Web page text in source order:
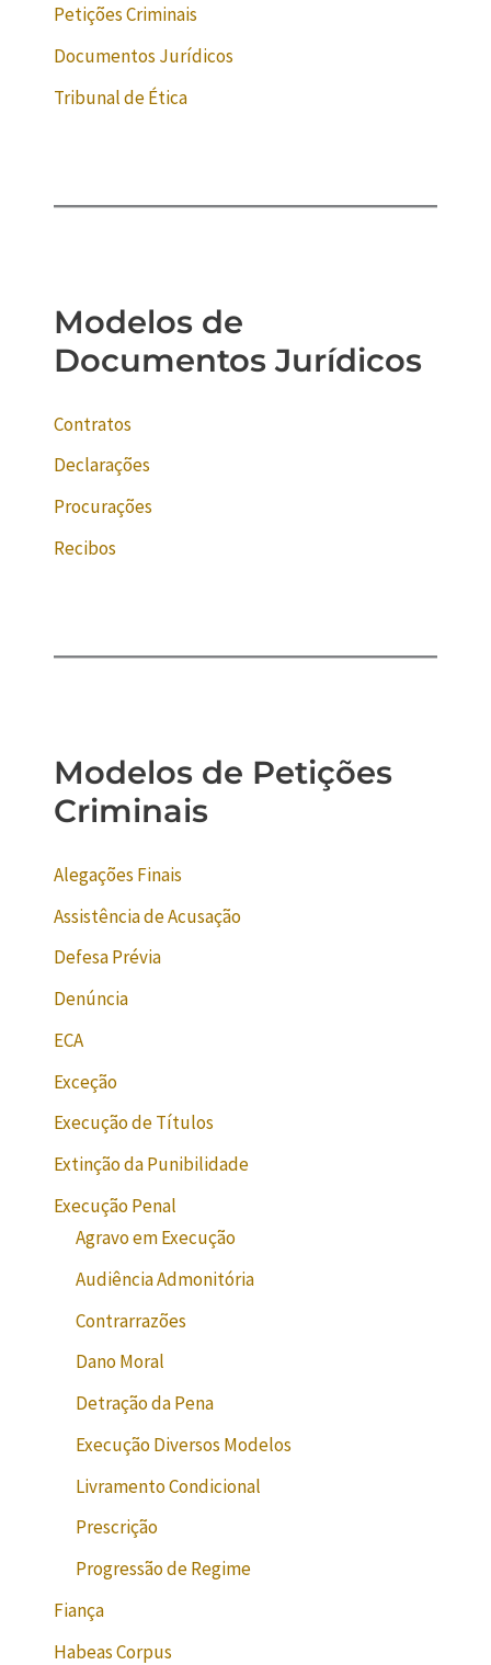
Petições Criminais
Documentos Jurídicos
Tribunal de Ética
Modelos de
Documentos Jurídicos
Contratos
Declarações
Procurações
Recibos
Modelos de Petições
Criminais
Alegações Finais
Assistência de Acusação
Defesa Prévia
Denúncia
ECA
Exceção
Execução de Títulos
Extinção da Punibilidade
Execução Penal
Agravo em Execução
Audiência Admonitória
Contrarrazões
Dano Moral
Detração da Pena
Execução Diversos Modelos
Livramento Condicional
Prescrição
Progressão de Regime
Fiança
Habeas Corpus